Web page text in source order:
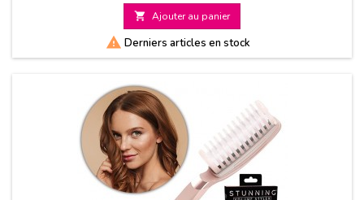
de
base
 Ajouter au panier
 Derniers articles en stock